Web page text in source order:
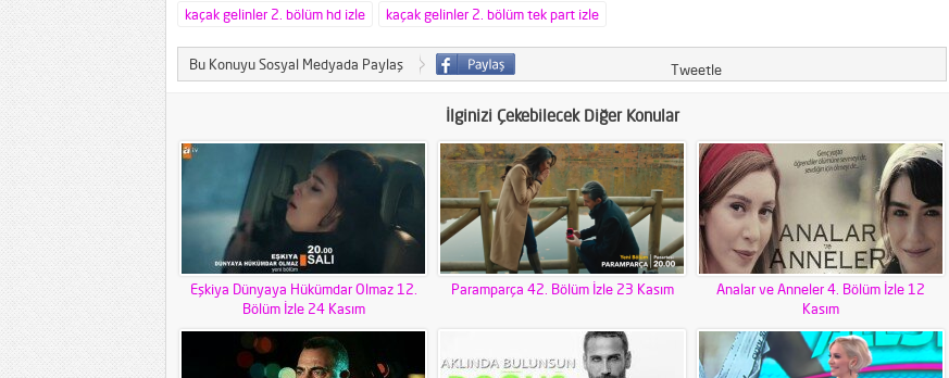
kaçak gelinler 2. bölüm hd izle
kaçak gelinler 2. bölüm tek part izle
Bu Konuyu Sosyal Medyada Paylaş Tweetle
İlginizi Çekebilecek Diğer Konular
Eşkiya Dünyaya Hükümdar Olmaz 12.
Bölüm İzle 24 Kasım
Paramparça 42. Bölüm İzle 23 Kasım
Analar ve Anneler 4. Bölüm İzle 12
Kasım